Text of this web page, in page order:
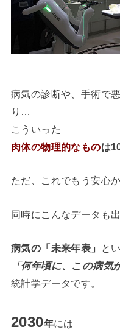
病気の診断や、手術で
り…
こういった
肉体の物理的なものは
ただ、これでもう安心
同時にこんなデータも
病気の「未来年表」
と
「何年頃に、この病気
統計学データです。
2030年には